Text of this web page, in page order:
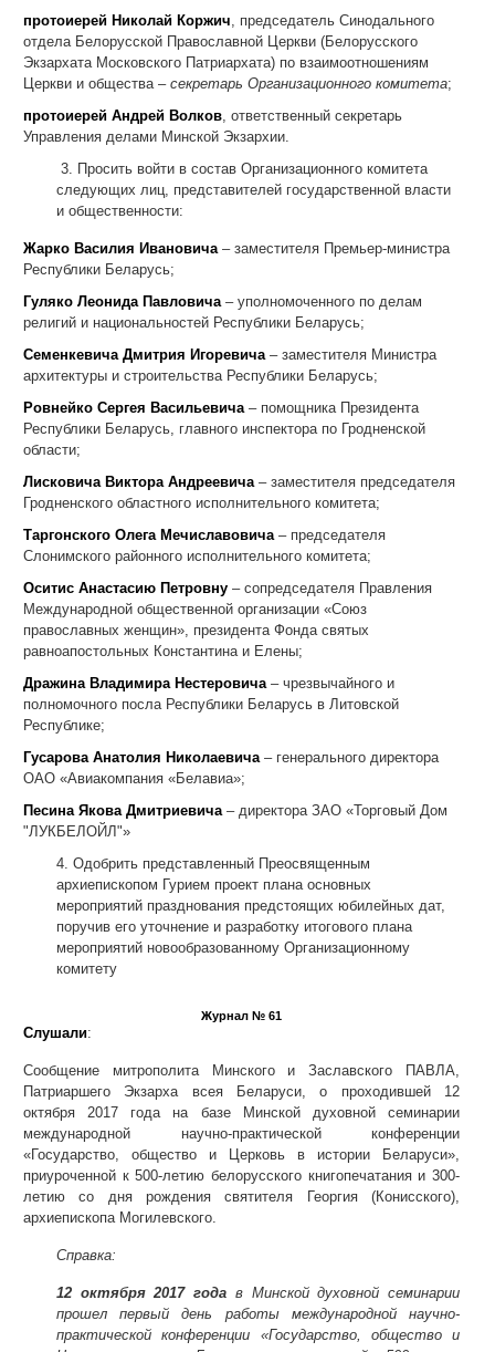
протоиерей Николай Коржич, председатель Синодального
отдела Белорусской Православной Церкви (Белорусского
Экзархата Московского Патриархата) по взаимоотношениям
Церкви и общества – секретарь Организационного комитета;
протоиерей Андрей Волков, ответственный секретарь
Управления делами Минской Экзархии.
3. Просить войти в состав Организационного комитета
следующих лиц, представителей государственной власти
и общественности:
Жарко Василия Ивановича – заместителя Премьер-министра
Республики Беларусь;
Гуляко Леонида Павловича– уполномоченного по делам
религий и национальностей Республики Беларусь;
СеменкевичаДмитрия Игоревича– заместителя Министра
архитектуры и строительства Республики Беларусь;
Ровнейко Сергея Васильевича– помощника Президента
Республики Беларусь, главного инспектора по Гродненской
области;
Лисковича Виктора Андреевича– заместителя председателя
Гродненского областного исполнительного комитета;
Таргонского Олега Мечиславовича– председателя
Слонимского районного исполнительного комитета;
Оситис Анастасию Петровну – сопредседателя Правления
Международной общественной организации «Союз
православных женщин», президента Фонда святых
равноапостольных Константина и Елены;
Дражина Владимира Нестеровича– чрезвычайного и
полномочного посла Республики Беларусь в Литовской
Республике;
Гусарова Анатолия Николаевича– генерального директора
ОАО «Авиакомпания «Белавиа»;
Песина Якова Дмитриевича– директора ЗАО «Торговый Дом
"ЛУКБЕЛОЙЛ"»
4. Одобрить представленный Преосвященным
архиепископом Гурием проект плана основных
мероприятий празднования предстоящих юбилейных дат,
поручив его уточнение и разработку итогового плана
мероприятий новообразованному Организационному
комитету
Журнал № 61
Слушали:
Сообщение митрополита Минского и Заславского ПАВЛА,
Патриаршего Экзарха всея Беларуси, о проходившей 12
октября 2017 года на базе Минской духовной семинарии
международной научно-практической конференции
«Государство, общество и Церковь в истории Беларуси»,
приуроченной к 500-летию белорусского книгопечатания и 300-
летию со дня рождения святителя Георгия (Конисского),
архиепископа Могилевского.
Справка:
12 октября 2017 года в Минской духовной семинарии
прошел первый день работы международной научно-
практической конференции «Государство, общество и